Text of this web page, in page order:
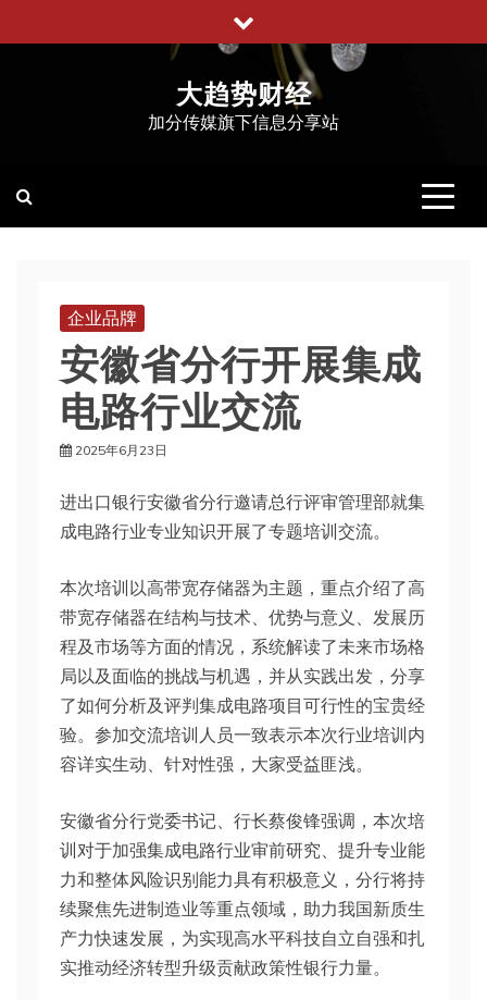
至
大趋势财经
加分传媒旗下信息分享站
企业品牌
安徽省分行开展集成
电路行业交流
2025年6月23日
进出口银行安徽省分行邀请总行评审管理部就集
成电路行业专业知识开展了专题培训交流。
本次培训以高带宽存储器为主题，重点介绍了高
带宽存储器在结构与技术、优势与意义、发展历
程及市场等方面的情况，系统解读了未来市场格
局以及面临的挑战与机遇，并从实践出发，分享
了如何分析及评判集成电路项目可行性的宝贵经
验。参加交流培训人员一致表示本次行业培训内
容详实生动、针对性强，大家受益匪浅。
安徽省分行党委书记、行长蔡俊锋强调，本次培
训对于加强集成电路行业审前研究、提升专业能
力和整体风险识别能力具有积极意义，分行将持
续聚焦先进制造业等重点领域，助力我国新质生
产力快速发展，为实现高水平科技自立自强和扎
实推动经济转型升级贡献政策性银行力量。